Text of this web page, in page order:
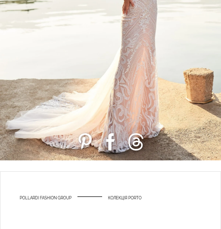
POLLARDI FASHION GROUP КОЛЕКЦІЯ PORTO